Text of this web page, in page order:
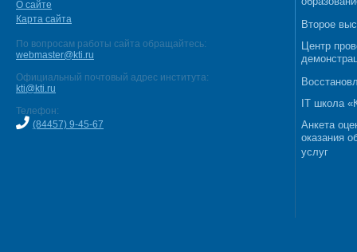
О сайте
Карта сайта
По вопросам работы сайта обращайтесь:
webmaster@kti.ru
Официальный почтовый адрес института:
kti@kti.ru
Телефон:
(84457) 9-45-67
Второе
Центр
IT школа
Анкета
оказания
услуг